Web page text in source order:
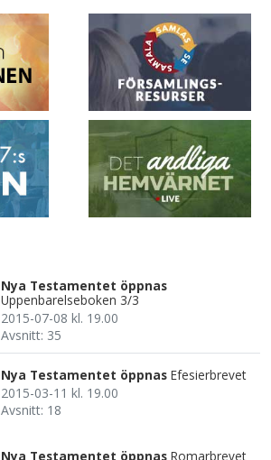
Nya Testamentet öppnas
Uppenbarelseboken 3/3
2015-07-08 kl. 19.00
Avsnitt: 35
Nya Testamentet öppnas Efesierbrevet
2015-03-11 kl. 19.00
Avsnitt: 18
Nya Testamentet öppnas Romarbrevet